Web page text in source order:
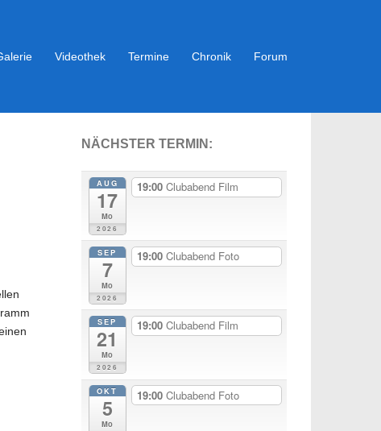
Videothek Termine Chronik Forum
NÄCHSTER TERMIN:
AUG
17
Mo
2026
19:00 Clubabend Film
SEP
7
Mo
2026
19:00 Clubabend Foto
SEP
21
Mo
2026
19:00 Clubabend Film
OKT
5
Mo
19:00 Clubabend Foto